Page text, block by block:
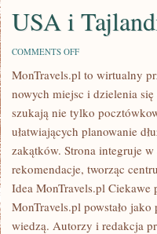
USA i
COMMENTS OFFON
I
MonTravels.pl to wirtualny
nowych miejsc i dzielenia
szukają nie tylko
ułatwiających planowanie
zakątków. Strona integruje
rekomendacje, tworząc
Idea MonTravels.pl Ciekawe
MonTravels.pl powstało
wiedzą. Autorzy i redakcja